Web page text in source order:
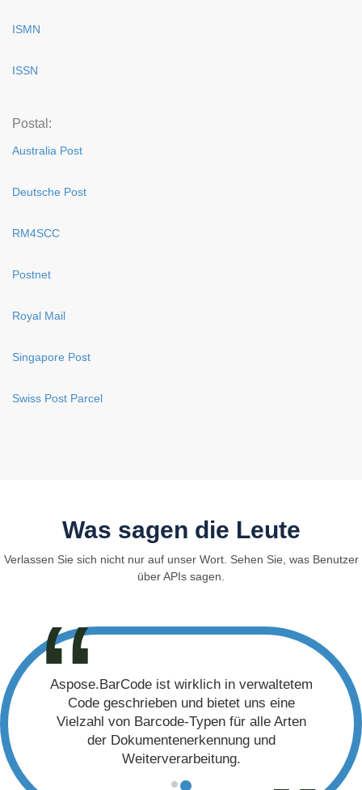
ISMN
ISSN
Postal:
Australia Post
Deutsche Post
RM4SCC
Postnet
Royal Mail
Singapore Post
Swiss Post Parcel
Was sagen die Leute
Verlassen Sie sich nicht nur auf unser Wort. Sehen Sie, was Benutzer
über APIs sagen.
Aspose.BarCode ist wirklich in verwaltetem
Code geschrieben und bietet uns eine
Vielzahl von Barcode-Typen für alle Arten
der Dokumentenerkennung und
Weiterverarbeitung.